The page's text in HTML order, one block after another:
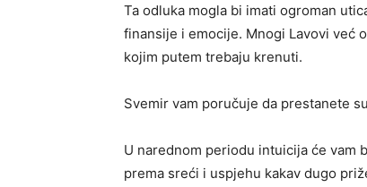
Ta odluka mogla bi imati ogroman
finansije i emocije. Mnogi Lavovi već
kojim putem trebaju krenuti.
Svemir vam poručuje da prestanete
U narednom periodu intuicija će vam
prema sreći i uspjehu kakav dugo